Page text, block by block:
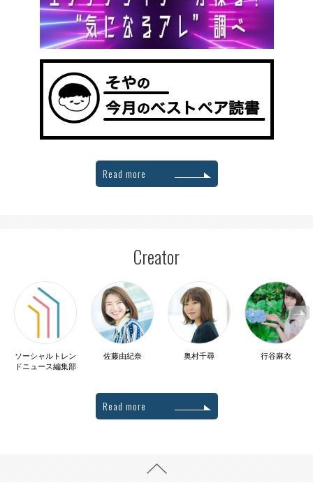
Read more
Creator
ソーシャルトレン
ドニュース編集部
佐藤由紀奈 奥村千尋 行谷麻衣
Read more